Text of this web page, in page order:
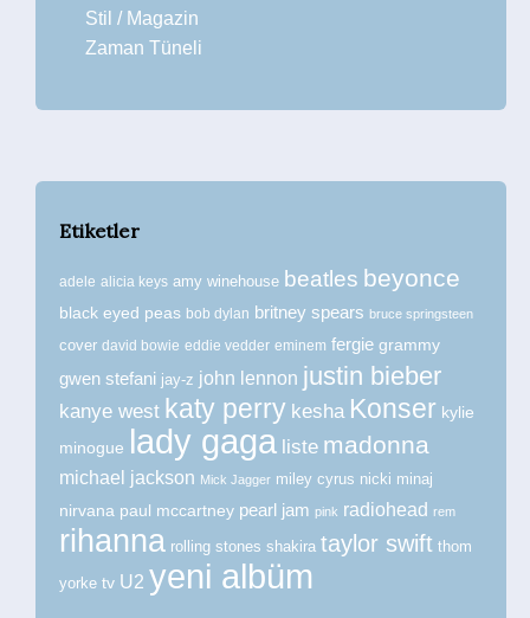
Stil / Magazin
Zaman Tüneli
Etiketler
adele alicia keys amy winehouse beatles beyonce
black eyed peas bob dylan britney spears bruce springsteen
cover david bowie eddie vedder eminem fergie grammy
gwen stefani jay-z john lennon justin bieber
kanye west katy perry kesha Konser kylie
minogue lady gaga liste madonna
michael jackson Mick Jagger miley cyrus nicki minaj
nirvana paul mccartney pearl jam pink radiohead rem
rihanna rolling stones shakira taylor swift thom
yorke tv U2 yeni albüm